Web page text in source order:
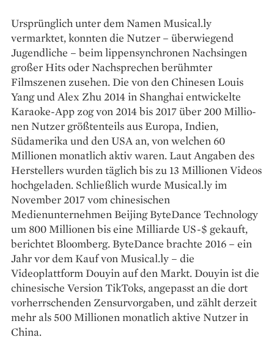
Ursprünglich unter dem ­Namen Musical.ly
vermarktet, konnten die Nutzer – überwiegend
Jugendliche – beim lippensynchronen Nachsingen
großer Hits oder Nachsprechen berühmter
Filmszenen zusehen. Die von den Chinesen Louis
Yang und Alex Zhu 2014 in Shanghai entwickelte
Karaoke-App zog von 2014 bis 2017 über 200 Millio­
nen Nutzer größtenteils aus Euro­pa, Indien,
Südamerika und den USA an, von welchen 60
Millionen monatlich aktiv waren. Laut Angaben des
Herstellers wurden täglich bis zu 13 Millionen Videos
hochgeladen. Schließlich wurde Musical.ly im
November 2017 vom chinesischen
Medienunternehmen Beijing ByteDance Technology
um 800 Millionen bis eine Milliarde US-$ gekauft,
berichtet Bloomberg. ByteDance ­brachte 2016 – ein
Jahr vor dem Kauf von Musical.ly – die
Videoplattform Douyin auf den Markt. Douyin ist die
chinesische Version TikToks, angepasst an die dort
vorherrschenden Zensurvorgaben, und zählt derzeit
mehr als 500 Millionen monatlich aktive Nutzer in
China.